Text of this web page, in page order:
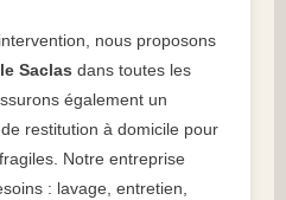
nous proposons
Saclas dans toutes les
également un
restitution à domicile pour
Notre entreprise
: lavage, entretien,